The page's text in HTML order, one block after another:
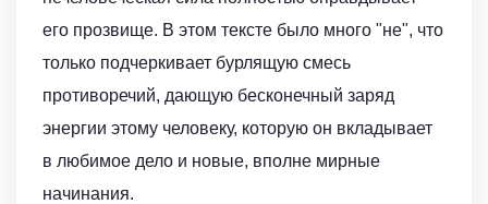
его прозвище. В этом тексте было много "не", что
только подчеркивает бурлящую смесь
противоречий, дающую бесконечный заряд
энергии этому человеку, которую он вкладывает
в любимое дело и новые, вполне мирные
начинания.